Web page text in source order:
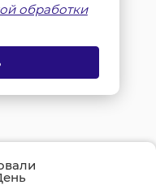
обработки